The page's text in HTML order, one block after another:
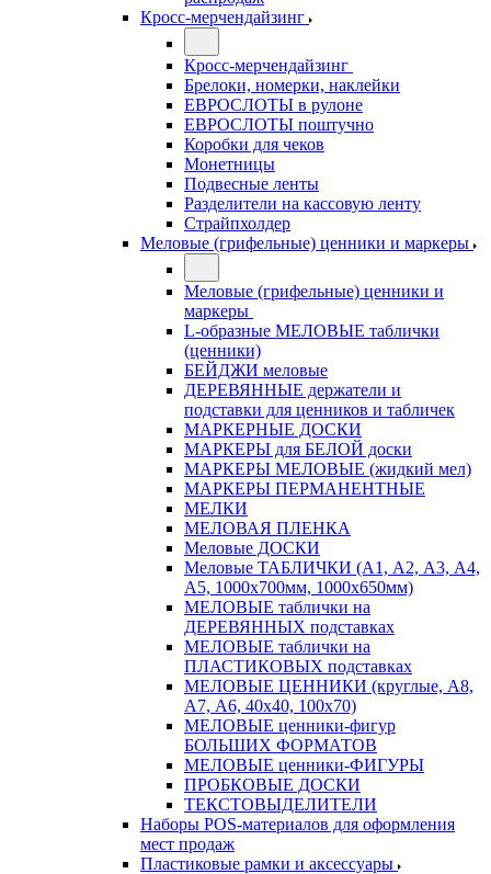
Кросс-мерчендайзинг
Кросс-мерчендайзинг
Брелоки, номерки, наклейки
ЕВРОСЛОТЫ в рулоне
ЕВРОСЛОТЫ поштучно
Коробки для чеков
Монетницы
Подвесные ленты
Разделители на кассовую ленту
Страйпхолдер
Меловые (грифельные) ценники и маркеры
Меловые (грифельные) ценники и
маркеры
L-образные МЕЛОВЫЕ таблички
(ценники)
БЕЙДЖИ меловые
ДЕРЕВЯННЫЕ держатели и
подставки для ценников и табличек
МАРКЕРНЫЕ ДОСКИ
МАРКЕРЫ для БЕЛОЙ доски
МАРКЕРЫ МЕЛОВЫЕ (жидкий мел)
МАРКЕРЫ ПЕРМАНЕНТНЫЕ
МЕЛКИ
МЕЛОВАЯ ПЛЕНКА
Меловые ДОСКИ
Меловые ТАБЛИЧКИ (А1, А2, А3, А4,
А5, 1000х700мм, 1000х650мм)
МЕЛОВЫЕ таблички на
ДЕРЕВЯННЫХ подставках
МЕЛОВЫЕ таблички на
ПЛАСТИКОВЫХ подставках
МЕЛОВЫЕ ЦЕННИКИ (круглые, А8,
А7, А6, 40х40, 100х70)
МЕЛОВЫЕ ценники-фигур
БОЛЬШИХ ФОРМАТОВ
МЕЛОВЫЕ ценники-ФИГУРЫ
ПРОБКОВЫЕ ДОСКИ
ТЕКСТОВЫДЕЛИТЕЛИ
Наборы POS-материалов для оформления
мест продаж
Пластиковые рамки и аксессуары